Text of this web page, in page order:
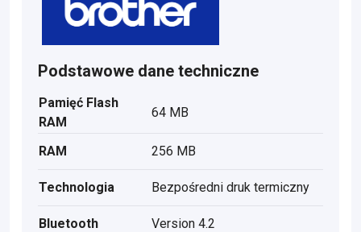
Podstawowe dane techniczne
Pamięć Flash
RAM
64 MB
RAM 256 MB
Technologia Bezpośredni druk termiczny
Bluetooth Version 4.2